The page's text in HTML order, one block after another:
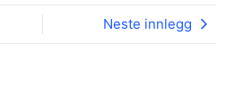
Neste innlegg